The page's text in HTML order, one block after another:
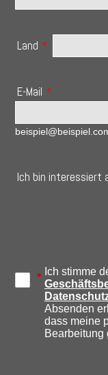
Land *
E-Mail *
Ich bin interessiert
Ich stimme
Absenden
dass meine
Bearbeitung